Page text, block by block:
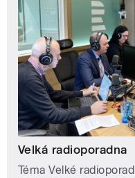
Velká radioporadna
Téma Velké